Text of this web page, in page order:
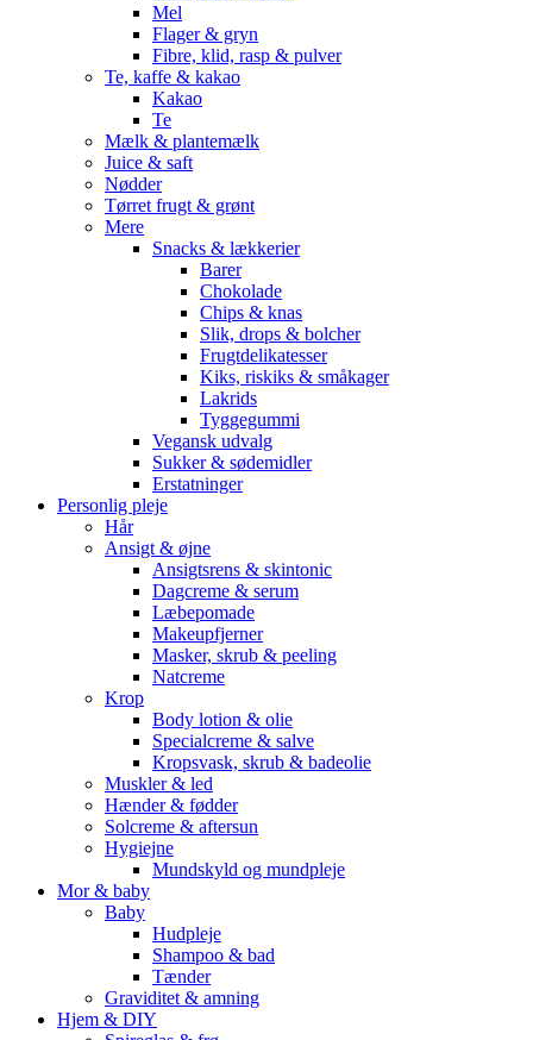
Mel
Flager & gryn
Fibre, klid, rasp & pulver
Te, kaffe & kakao
Kakao
Te
Mælk & plantemælk
Juice & saft
Nødder
Tørret frugt & grønt
Mere
Snacks & lækkerier
Barer
Chokolade
Chips & knas
Slik, drops & bolcher
Frugtdelikatesser
Kiks, riskiks & småkager
Lakrids
Tyggegummi
Vegansk udvalg
Sukker & sødemidler
Erstatninger
Personlig pleje
Hår
Ansigt & øjne
Ansigtsrens & skintonic
Dagcreme & serum
Læbepomade
Makeupfjerner
Masker, skrub & peeling
Natcreme
Krop
Body lotion & olie
Specialcreme & salve
Kropsvask, skrub & badeolie
Muskler & led
Hænder & fødder
Solcreme & aftersun
Hygiejne
Mundskyld og mundpleje
Mor & baby
Baby
Hudpleje
Shampoo & bad
Tænder
Graviditet & amning
Hjem & DIY